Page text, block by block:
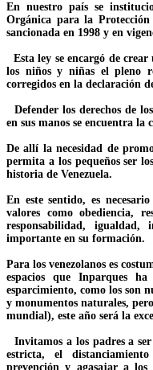
En nuestro país se
Orgánica para la
sancionada en 1998 y en
Esta ley se encargó de
los niños y niñas el pleno
corregidos en la declaración
Defender los derechos de
en sus manos se encuentra
De allí la necesidad de
permita a los pequeños ser
historia de Venezuela.
En este sentido, es
valores como obediencia,
responsabilidad, igualdad,
importante en su formación.
Para los venezolanos es
espacios que Inparques
esparcimiento, como los son
y monumentos naturales,
mundial), este año será la
Invitamos a los padres a
estricta, el
prevención y agasajar a los